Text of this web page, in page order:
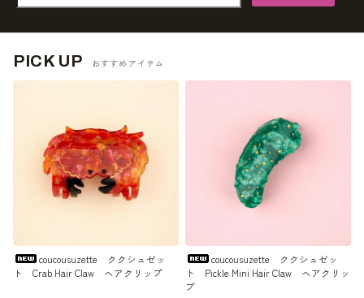
PICK UP おすすめアイテム
coucousuzette ククシュゼッ
ト Crab Hair Claw ヘアクリップ
coucousuzette ククシュゼッ
ト Pickle Mini Hair Claw ヘアクリッ
プ